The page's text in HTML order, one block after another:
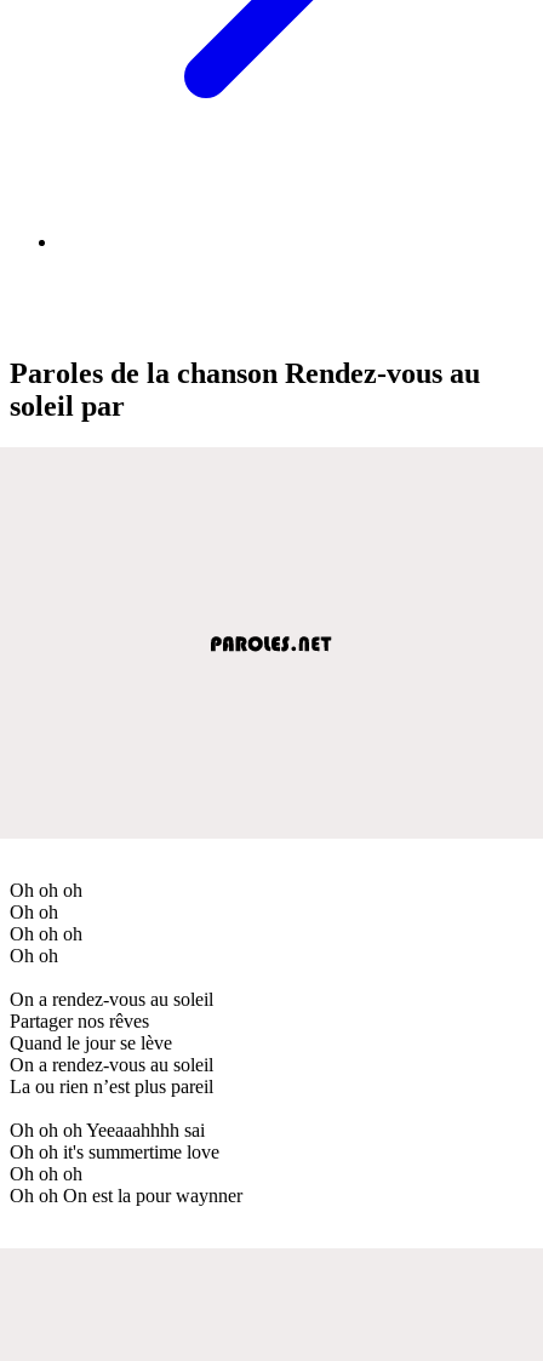
Paroles de la chanson Rendez-vous au
soleil par
Oh oh oh
Oh oh
Oh oh oh
Oh oh
On a rendez-vous au soleil
Partager nos rêves
Quand le jour se lève
On a rendez-vous au soleil
La ou rien n’est plus pareil
Oh oh oh Yeeaaahhhh sai
Oh oh it's summertime love
Oh oh oh
Oh oh On est la pour waynner